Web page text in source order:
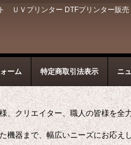
ＵＶプリンター DTFプリンター販
ーム 特定商取引法表示 ニ
、クリエイター、職人の皆様を全
機器まで、幅広いニーズにお応え